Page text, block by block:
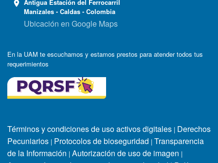
Antigua Estación del Ferrocarril
Manizales - Caldas - Colombia
Ubicación en Google Maps
En la UAM te escuchamos y estamos prestos para atender todos tus
requerimientos
Términos y condiciones de uso activos digitales | Derechos
Pecuniarios | Protocolos de bioseguridad | Transparencia
de la Información | Autorización de uso de imagen |